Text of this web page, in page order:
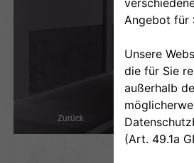
Zurück